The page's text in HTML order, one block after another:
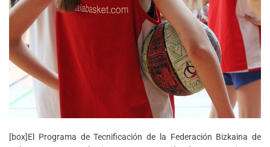
[box]El Programa de Tecnificación de la Federación Bizkaina de